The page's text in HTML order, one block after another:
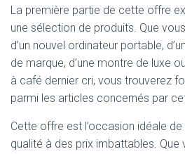
La première partie de cette offre
une sélection de produits. Que
d’un nouvel ordinateur portable,
de marque, d’une montre de luxe
à café dernier cri, vous trouverez
parmi les articles concernés par
Cette offre est l’occasion idéale
qualité à des prix imbattables. Que